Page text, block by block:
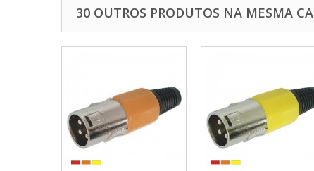
30 OUTROS PRODUTOS NA MESMA